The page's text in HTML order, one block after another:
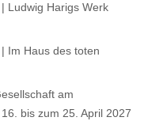
Ludwig Harigs Werk
Im Haus des toten
am
bis zum 25. April 2027